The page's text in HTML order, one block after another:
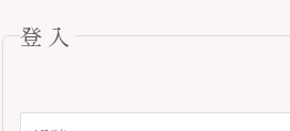
登入